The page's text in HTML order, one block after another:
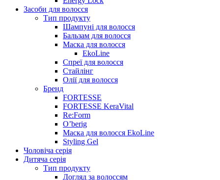
Засоби для волосся
Тип продукту
Шампуні для волосся
Бальзам для волосся
Маска для волосся
EkoLine
Спреї для волосся
Стайлінг
Олії для волосся
Бренд
FORTESSE
FORTESSE KeraVital
Re:Form
O’berig
Маска для волосся EkoLine
Styling Gel
Чоловіча серія
Дитяча серія
Тип продукту
Догляд за волоссям